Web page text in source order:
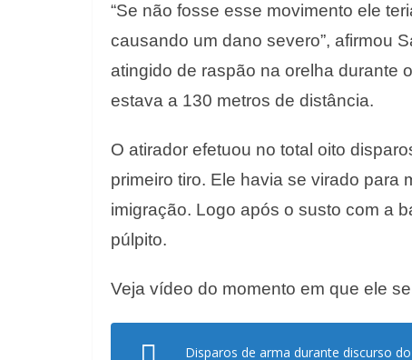
“Se não fosse esse movimento ele
causando um dano severo”, afirmou
atingido de raspão na orelha durante
estava a 130 metros de distância.
O atirador efetuou no total oito
primeiro tiro. Ele havia se virado para
imigração. Logo após o susto com a
púlpito.
Veja vídeo do momento em que ele
Disparos de arma durante discurso